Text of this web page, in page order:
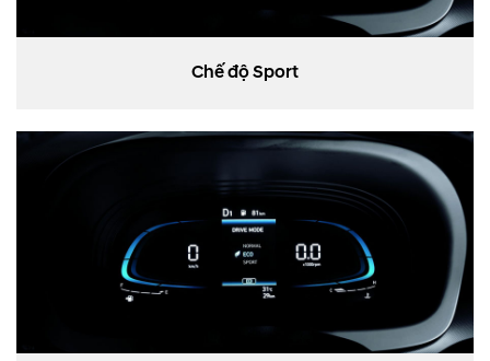
Chế độ Sport